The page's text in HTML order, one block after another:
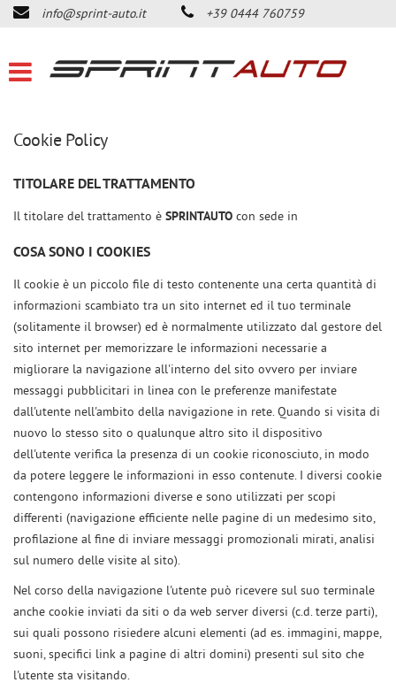
HOME
LISTA VEICOLI
DICONO DI NOI
NEWS
AREA COMMERCIANTI
info@sprint-auto.it +39 0444 760759
Cookie Policy
TITOLARE DEL TRATTAMENTO
Il titolare del trattamento è SPRINTAUTO con sede in
COSA SONO I COOKIES
Il cookie è un piccolo file di testo contenente una certa quantità di
informazioni scambiato tra un sito internet ed il tuo terminale
(solitamente il browser) ed è normalmente utilizzato dal gestore del
sito internet per memorizzare le informazioni necessarie a
migliorare la navigazione all'interno del sito ovvero per inviare
messaggi pubblicitari in linea con le preferenze manifestate
dall'utente nell'ambito della navigazione in rete. Quando si visita di
nuovo lo stesso sito o qualunque altro sito il dispositivo
dell'utente verifica la presenza di un cookie riconosciuto, in modo
da potere leggere le informazioni in esso contenute. I diversi cookie
contengono informazioni diverse e sono utilizzati per scopi
differenti (navigazione efficiente nelle pagine di un medesimo sito,
profilazione al fine di inviare messaggi promozionali mirati, analisi
sul numero delle visite al sito).
Nel corso della navigazione l'utente può ricevere sul suo terminale
anche cookie inviati da siti o da web server diversi (c.d. terze parti),
sui quali possono risiedere alcuni elementi (ad es. immagini, mappe,
suoni, specifici link a pagine di altri domini) presenti sul sito che
l'utente sta visitando.